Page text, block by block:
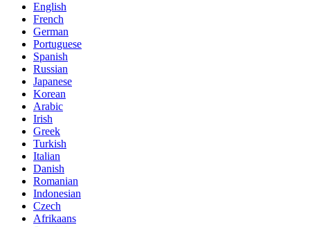
English
French
German
Portuguese
Spanish
Russian
Japanese
Korean
Arabic
Irish
Greek
Turkish
Italian
Danish
Romanian
Indonesian
Czech
Afrikaans